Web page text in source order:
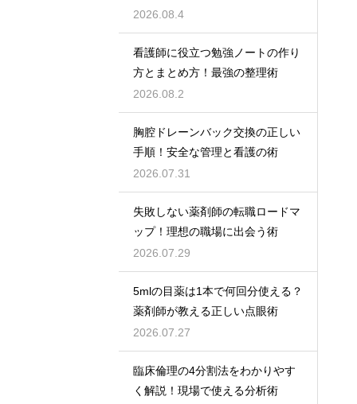
2026.08.4
看護師に役立つ勉強ノートの作り
方とまとめ方！最強の整理術
2026.08.2
胸腔ドレーンバック交換の正しい
手順！安全な管理と看護の術
2026.07.31
失敗しない薬剤師の転職ロードマ
ップ！理想の職場に出会う術
2026.07.29
5mlの目薬は1本で何回分使える？
薬剤師が教える正しい点眼術
2026.07.27
臨床倫理の4分割法をわかりやす
く解説！現場で使える分析術